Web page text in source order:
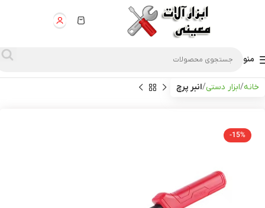
منو
خانه ابزار دستی انبر پرچ
-15%